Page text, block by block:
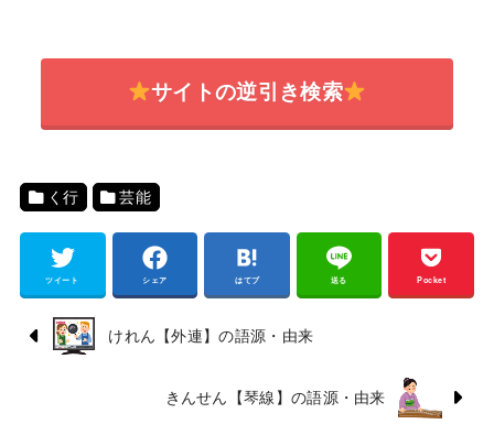
サイトの逆引き検索
く行 芸能
ツイート シェア はてブ 送る Pocket
けれん【外連】の語源・由来
きんせん【琴線】の語源・由来